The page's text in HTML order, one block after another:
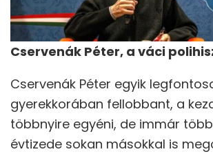
Cservenák Péter, a váci
Cservenák Péter egyik
gyerekkorában fellobbant, a
többnyire egyéni, de immár
évtizede sokan másokkal is